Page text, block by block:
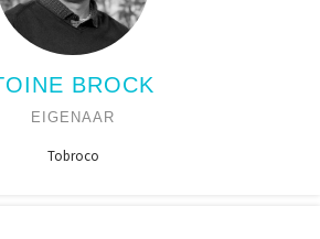
BROCK
EIGENAAR
Tobroco